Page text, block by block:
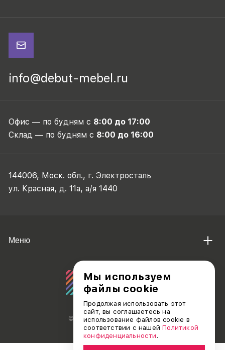
info@debut-mebel.ru
Офис — по будням с 8:00 до 17:00
Склад — по будням с 8:00 до 16:00
144006, Моск. обл., г. Электросталь
ул. Красная, д. 11а, а/я 1440
© АО «ДЕБЮТ», 2011 — 2026
Меню
Мы используем
файлы cookie
Продолжая использовать этот
сайт, вы соглашаетесь на
использование файлов cookie в
соответствии с нашейПолитикой
конфиденциальности .